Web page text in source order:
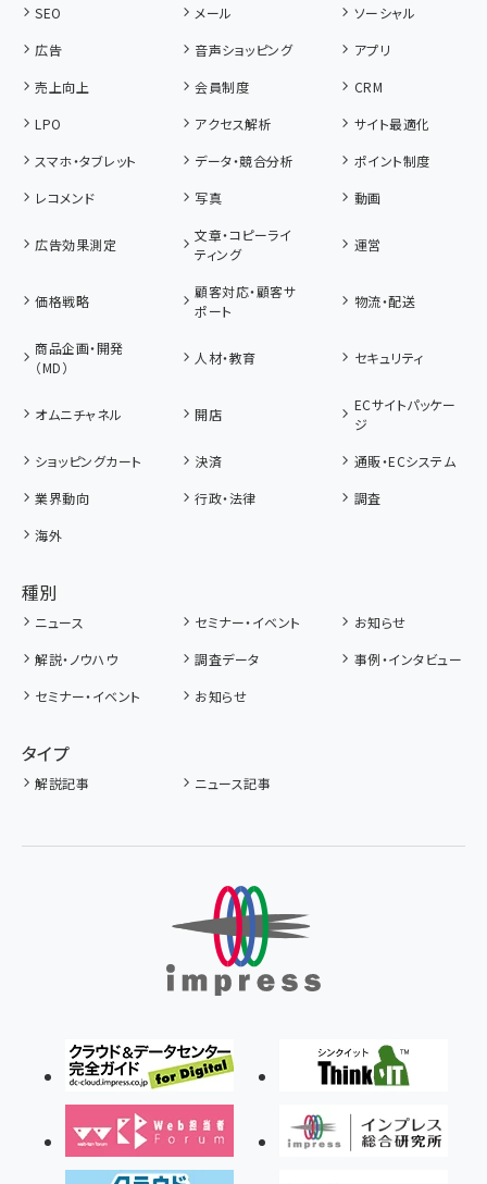
SEO メール
ソーシャル
広告
音声ショッピング
アプリ
売上向上
会員制度
CRM
LPO
アクセス解析
サイト最適化
スマホ・タブレット
データ・競合分析
ポイント制度
レコメンド
写真 動画
広告効果測定
文章・コピーライ
ティング
運営
価格戦略
顧客対応・顧客サ
ポート
物流・配送
商品企画・開発
（MD）
人材・教育 セキュリティ
オムニチャネル 開店
ECサイトパッケー
ジ
ショッピングカート
決済
通販・ECシステム
業界動向
行政・法律
調査
海外
種別
ニュース セミナー・イベント
お知らせ
解説・ノウハウ
調査データ
事例・インタビュー
セミナー・イベント
お知らせ
タイプ
解説記事 ニュース記事